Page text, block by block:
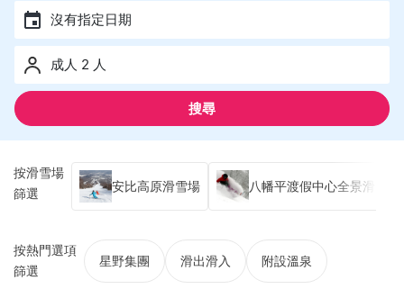
沒有指定日期
成人 2 人
搜尋
按滑雪場
篩選
安比高原滑雪場 八幡平渡假中心全景滑雪
按熱門選項
篩選
星野集團 滑出滑入 附設溫泉